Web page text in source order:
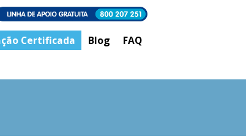
Certificada Blog FAQ